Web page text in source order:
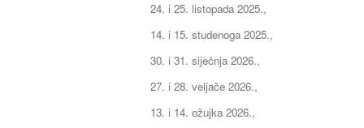
24. i 25. listopada 2025.,
14. i 15. studenoga 2025.,
30. i 31. siječnja 2026.,
27. i 28. veljače 2026.,
13. i 14. ožujka 2026.,